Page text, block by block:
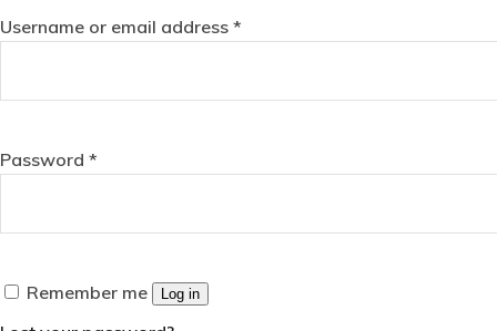
Username or email address *
Password *
Remember me Log in